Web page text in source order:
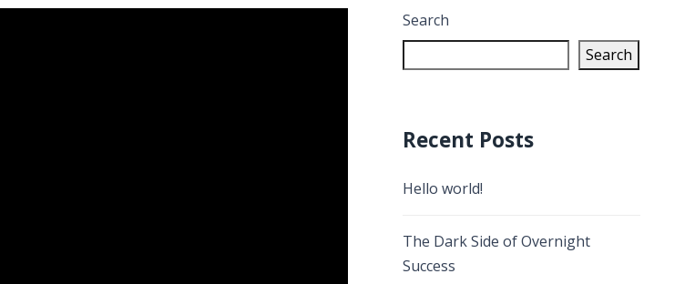
Search
Search
Recent Posts
Hello world!
The Dark Side of Overnight
Success